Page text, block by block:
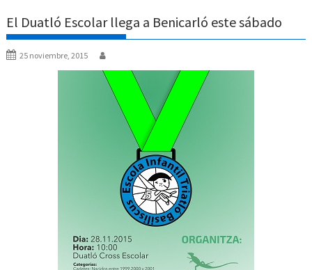
El Duatló Escolar llega a Benicarló este sábado
25 noviembre, 2015